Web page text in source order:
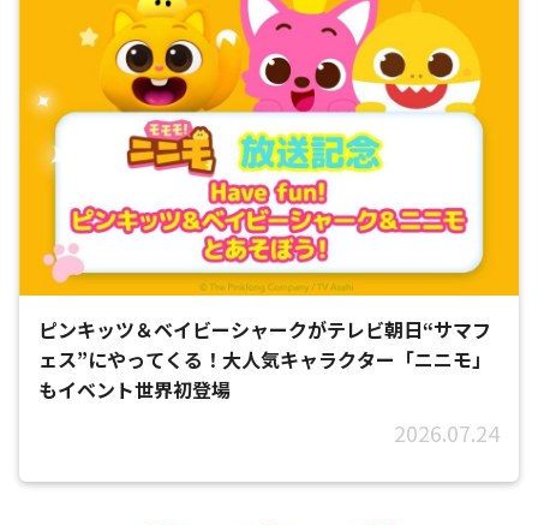
ピンキッツ＆ベイビーシャークがテレビ朝日“サマフ
ェス”にやってくる！大人気キャラクター「ニニモ」
もイベント世界初登場
2026.07.24